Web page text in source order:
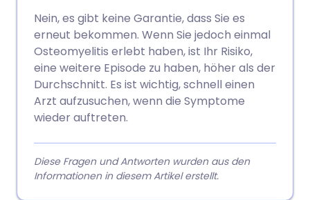
Nein, es gibt keine Garantie, dass Sie es
erneut bekommen. Wenn Sie jedoch einmal
Osteomyelitis erlebt haben, ist Ihr Risiko,
eine weitere Episode zu haben, höher als der
Durchschnitt. Es ist wichtig, schnell einen
Arzt aufzusuchen, wenn die Symptome
wieder auftreten.
Diese Fragen und Antworten wurden aus den
Informationen in diesem Artikel erstellt.